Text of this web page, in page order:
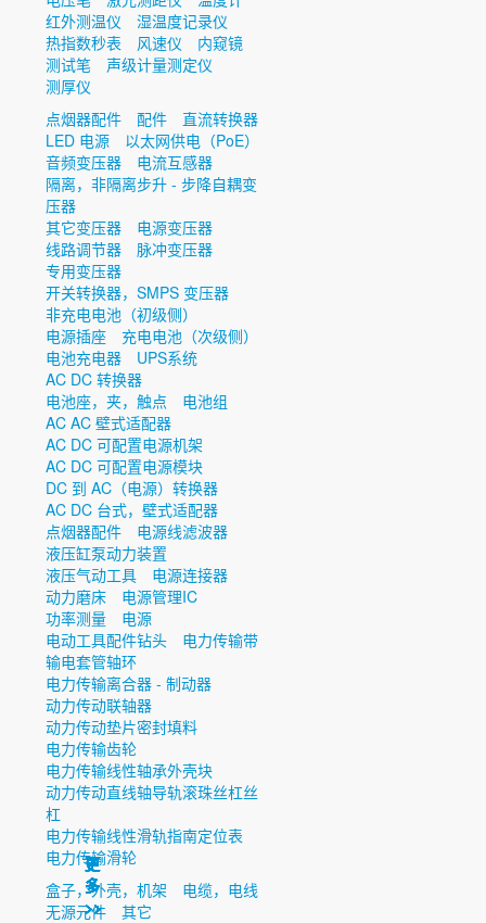
更
多
>>
更
多
>>
更
多
>>
更
多
>>
更
多
>>
红外测温仪
湿温度记录仪
热指数秒表
风速仪
内窥镜
测试笔
声级计量测定仪
测厚仪
更
多
>>
点烟器配件 配件
直流转换器
LED 电源
以太网供电（PoE）
音频变压器
电流互感器
隔离，非隔离步升 - 步降自耦变
压器
其它变压器
电源变压器
线路调节器
脉冲变压器
专用变压器
开关转换器，SMPS 变压器
非充电电池（初级侧）
电源插座
充电电池（次级侧）
电池充电器
UPS系统
AC DC 转换器
电池座，夹，触点
电池组
AC AC 壁式适配器
AC DC 可配置电源机架
AC DC 可配置电源模块
DC 到 AC（电源）转换器
AC DC 台式，壁式适配器
点烟器配件
电源线滤波器
液压缸泵动力装置
液压气动工具
电源连接器
动力磨床
电源管理IC
功率测量
电源
电动工具配件钻头
电力传输带
输电套管轴环
电力传输离合器 - 制动器
动力传动联轴器
动力传动垫片密封填料
电力传输齿轮
电力传输线性轴承外壳块
动力传动直线轴导轨滚珠丝杠丝
杠
电力传输线性滑轨指南定位表
电力传输滑轮
更
多
>>
盒子，外壳，机架
电缆，电线
无源元件
其它